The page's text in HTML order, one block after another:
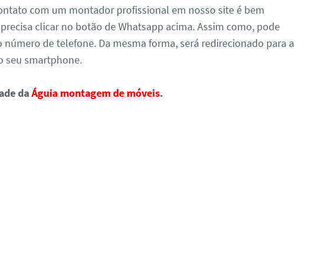
com um montador profissional em nosso site é bem
clicar no botão de Whatsapp acima. Assim como, pode
de telefone. Da mesma forma, será redirecionado para a
seu smartphone.
daÁguia montagem de móveis.